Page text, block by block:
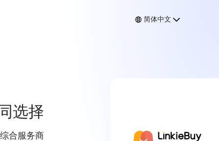
简体中文
选择
合服务商